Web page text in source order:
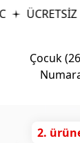
ÜCRETSİZ
Çocuk
2.